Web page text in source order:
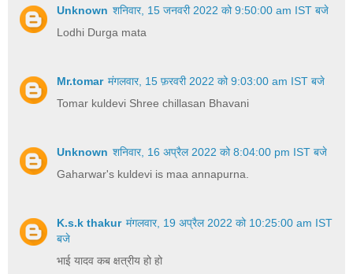
Unknown शनिवार, 15 जनवरी 2022 को 9:50:00 am IST बजे
Lodhi Durga mata
Mr.tomar मंगलवार, 15 फ़रवरी 2022 को 9:03:00 am IST बजे
Tomar kuldevi Shree chillasan Bhavani
Unknown शनिवार, 16 अप्रैल 2022 को 8:04:00 pm IST बजे
Gaharwar's kuldevi is maa annapurna.
K.s.k thakur मंगलवार, 19 अप्रैल 2022 को 10:25:00 am IST
बजे
भाई यादव कब क्षत्रीय हो हो